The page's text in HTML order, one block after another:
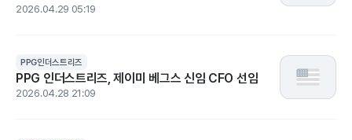
2026.04.29 05:19
PPG인더스트리즈
PPG 인더스트리즈, 제이미 베그스 신임 CFO 선임
2026.04.28 21:09